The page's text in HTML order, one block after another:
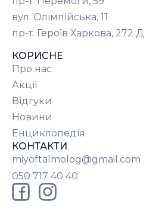
вул. Олімпійська, 11
пр-т. Героїв Харкова, 272 Д
КОРИСНЕ
Про нас
Акції
Відгуки
Новини
Енциклопедія
КОНТАКТИ
miyoftalmolog@gmail.com
050 717 40 40